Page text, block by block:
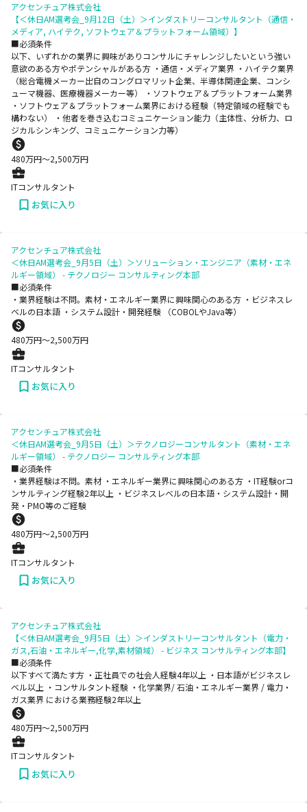
アクセンチュア株式会社
【＜休日AM選考会_9月12日（土）＞インダストリーコンサルタント（通信・
メディア, ハイテク, ソフトウェア＆プラットフォーム領域）】
■必須条件
以下、いずれかの業界に興味がありコンサルにチャレンジしたいという強い
意欲のある方やポテンシャルがある方 ・通信・メディア業界 ・ハイテク業界
（総合電機メーカー出自のコングロマリット企業、半導体関連企業、コンシ
ューマ機器、医療機器メーカー等） ・ソフトウェア＆プラットフォーム業界
・ソフトウェア＆プラットフォーム業界における経験（特定領域の経験でも
構わない） ・他者を巻き込むコミュニケーション能力（主体性、分析力、ロ
ジカルシンキング、コミュニケーション力等）
480万円〜2,500万円
ITコンサルタント
お気に入り
アクセンチュア株式会社
＜休日AM選考会_9月5日（土）＞ソリューション・エンジニア（素材・エネ
ルギー領域） - テクノロジー コンサルティング本部
■必須条件
・業界経験は不問。素材・エネルギー業界に興味関心のある方 ・ビジネスレ
ベルの日本語 ・システム設計・開発経験 （COBOLやJava等）
480万円〜2,500万円
ITコンサルタント
お気に入り
アクセンチュア株式会社
＜休日AM選考会_9月5日（土）＞テクノロジーコンサルタント（素材・エネ
ルギー領域） - テクノロジー コンサルティング本部
■必須条件
・業界経験は不問。素材 ・エネルギー業界に興味関心のある方 ・IT経験orコ
ンサルティング経験2年以上 ・ビジネスレベルの日本語・システム設計・開
発・PMO等のご経験
480万円〜2,500万円
ITコンサルタント
お気に入り
アクセンチュア株式会社
【＜休日AM選考会_9月5日（土）＞インダストリーコンサルタント（電力・
ガス,石油・エネルギー,化学,素材領域） - ビジネス コンサルティング本部】
■必須条件
以下すべて満たす方 ・正社員での社会人経験4年以上 ・日本語がビジネスレ
ベル以上 ・コンサルタント経験 ・化学業界/ 石油・エネルギー業界 / 電力・
ガス業界 における業務経験2年以上
480万円〜2,500万円
ITコンサルタント
お気に入り